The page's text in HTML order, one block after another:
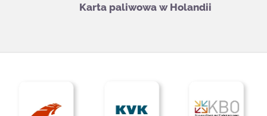
Karta paliwowa w Holandii